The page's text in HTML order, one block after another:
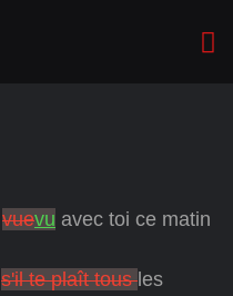
vuevu avec toi ce matin
s'il te plaît tous les